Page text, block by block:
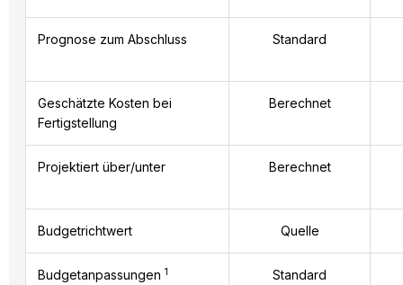
Prognose zum Abschluss Standard
Geschätzte Kosten bei
Fertigstellung
Berechnet
Projektiert über/unter Berechnet
Budgetrichtwert Quelle
Budgetanpassungen1 Standard